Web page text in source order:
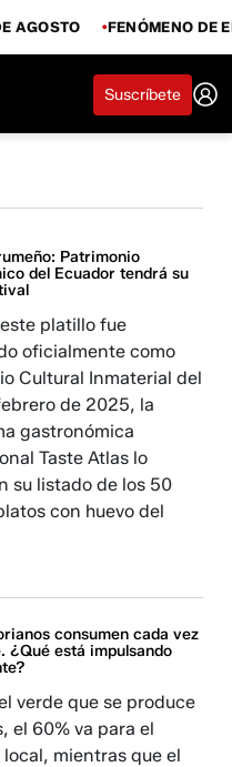
AGOSTO FENÓMENO DE
Suscríbete
Patrimonio
del Ecuador tendrá su
platillo fue
oficialmente como
Cultural Inmaterial del
de 2025, la
gastronómica
Taste Atlas lo
su listado de los 50
con huevo del
consumen cada vez
¿Qué está impulsando
verde que se produce
el 60% va para el
mientras que el